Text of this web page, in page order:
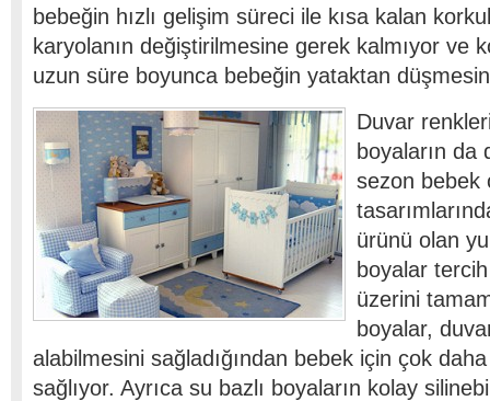
bebeğin hızlı gelişim süreci ile kısa kalan
karyolanın değiştirilmesine gerek kalmıyor ve
uzun süre boyunca bebeğin yataktan
Duvar
boyaların da
sezon bebek
ürünü olan
boyalar
üzerini
boyalar,
alabilmesini sağladığından bebek için çok
sağlıyor. Ayrıca su bazlı boyaların kolay